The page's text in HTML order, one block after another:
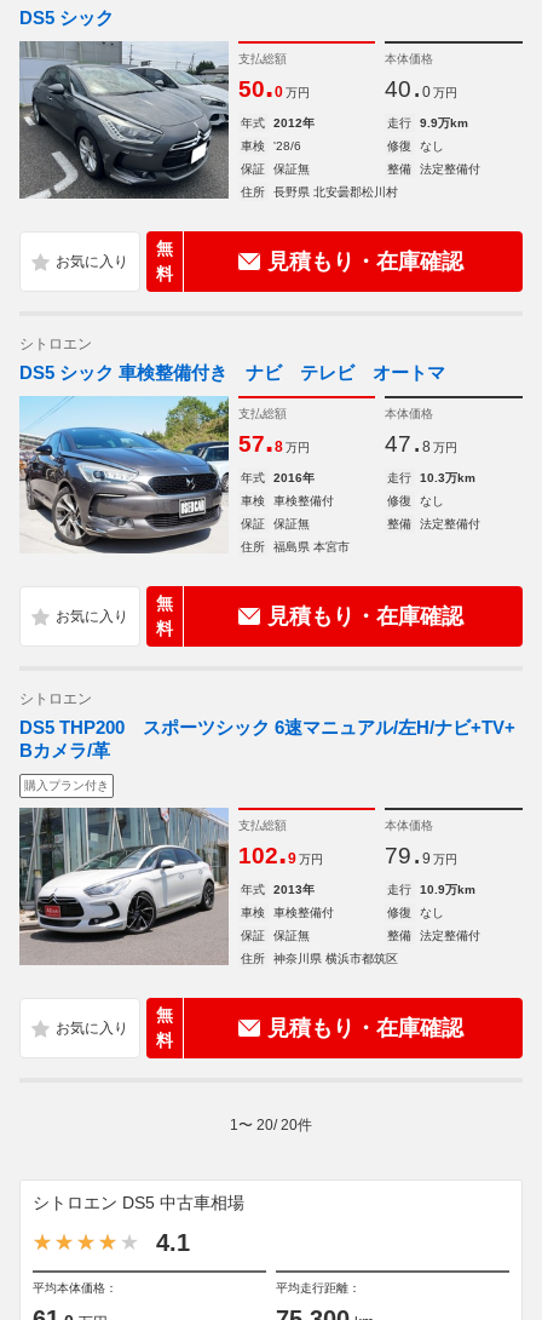
DS5 シック
支払総額
50.0 万円
本体価格
40. 0 万円
年式 2012年 走行
9.9万km
車検
'28/6 修復
なし
保証
保証無 整備
法定整備付
住所
長野県 北安曇郡松川村
無
料
見積もり・在庫確認
シトロエン
DS5 シック 車検整備付き ナビ テレビ オートマ
支払総額
57.8 万円
本体価格
47. 8 万円
年式 2016年 走行
10.3万km
車検
車検整備付 修復
なし
保証
保証無 整備
法定整備付
住所
福島県 本宮市
無
料
見積もり・在庫確認
シトロエン
DS5 THP200 スポーツシック 6速マニュアル/左H/ナビ+TV+
Bカメラ/革
購入プラン付き
支払総額
102.9 万円
本体価格
79. 9 万円
年式 2013年 走行
10.9万km
車検
車検整備付 修復
なし
保証
保証無 整備
法定整備付
住所
神奈川県 横浜市都筑区
無
料
見積もり・在庫確認
1 〜 20/20件
シトロエン DS5 中古車相場
4.1
平均本体価格： 平均走行距離：